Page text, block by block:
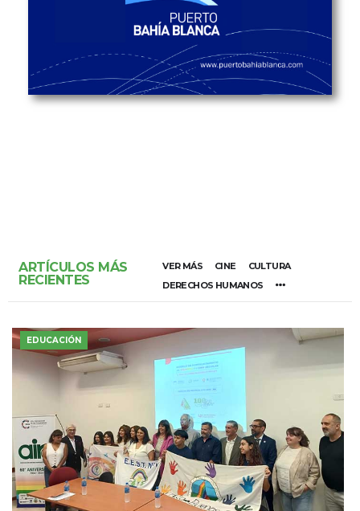
ARTÍCULOS MÁS
RECIENTES
VER MÁS CINE
CULTURA
DERECHOS HUMANOS
EDUCACIÓN